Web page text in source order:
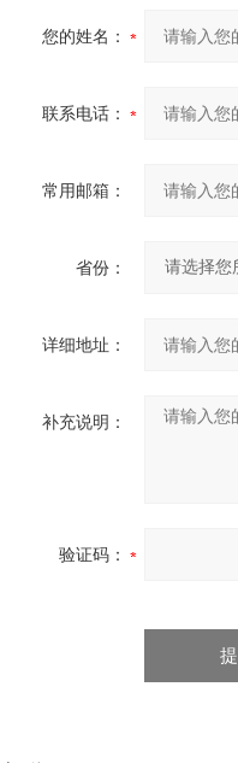
您的姓名：
联系电话：
常用邮箱：
省份：
详细地址：
补充说明：
验证码：